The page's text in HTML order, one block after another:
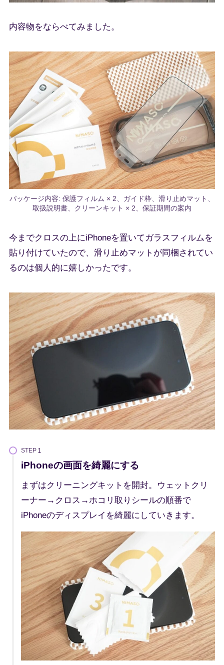
内容物をならべてみました。
パッケージ内容: 保護フィルム × 2、ガイド枠、滑り止めマット、
取扱説明書、クリーンキット × 2、保証期間の案内
今までクロスの上にiPhoneを置いてガラスフィルムを
貼り付けていたので、滑り止めマットが同梱されてい
るのは個人的に嬉しかったです。
STEP
iPhoneの画面を綺麗にする
まずはクリーニングキットを開封。ウェットクリ
ーナー→クロス→ホコリ取りシールの順番で
iPhoneのディスプレイを綺麗にしていきます。